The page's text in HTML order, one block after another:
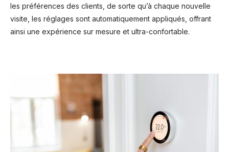
les préférences des clients, de sorte qu’à chaque nouvelle
visite, les réglages sont automatiquement appliqués, offrant
ainsi une expérience sur mesure et ultra-confortable.